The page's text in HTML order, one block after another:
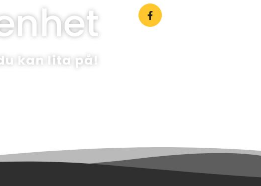
kan lita på!